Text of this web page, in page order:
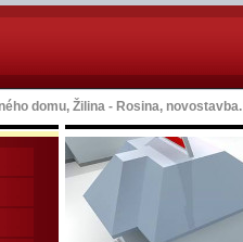
domu, Žilina - Rosina, novostavba.